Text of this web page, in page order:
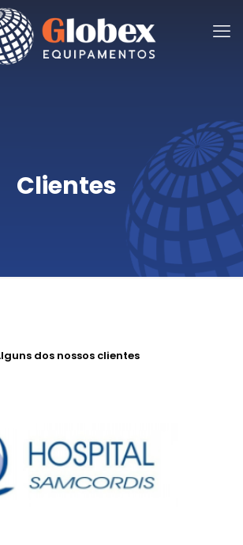
Clientes
dos nossos clientes